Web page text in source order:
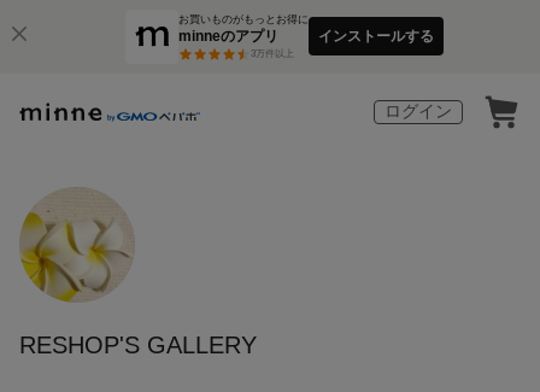
お買いものがもっとお得に
minneのアプリ
3万件以上
インストールする
ログイン
RESHOP'S GALLERY